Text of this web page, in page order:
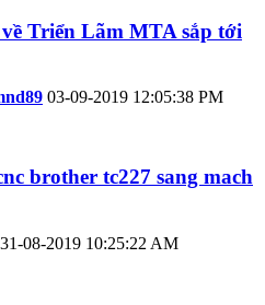
Triển Lãm MTA sắp tới
03-09-2019 12:05:38 PM
brother tc227 sang mach
31-08-2019 10:25:22 AM